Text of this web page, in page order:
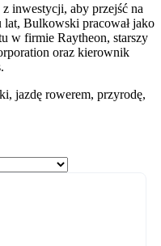
inwestycji, aby przejść na
lat, Bulkowski pracował jako
w firmie Raytheon, starszy
oraz kierownik
jazdę rowerem, przyrodę,